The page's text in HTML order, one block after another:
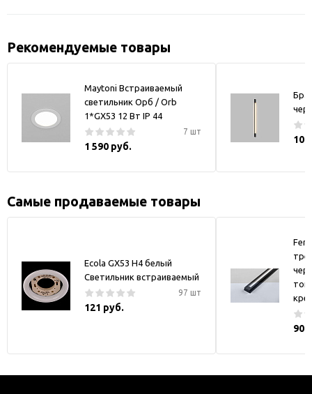
Рекомендуемые товары
Maytoni Встраиваемый
светильник Орб / Orb
1*GX53 12 Вт IP 44
7 шт
1 590 руб.
Бра
10
Самые продаваемые товары
Ecola GX53 H4 белый
Светильник встраиваемый
97 шт
121 руб.